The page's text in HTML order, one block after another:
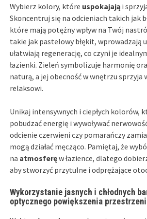
Wybierz kolory, które uspokajają i
Skoncentruj się na odcieniach takich jak
które mają potężny wpływ na Twój
takie jak pastelowy błękit, wprowadzają
ułatwiają regenerację, co czyni je
łazienki. Zieleń symbolizuje harmonię
naturą, a jej obecność w wnętrzu sprzyja
relaksowi.
Unikaj intensywnych i ciepłych kolorów,
pobudzać energię i wywoływać
odcienie czerwieni czy pomarańczy
mogą działać męcząco. Pamiętaj, że
na atmosferęw łazience, dlatego
aby stworzyć przytulne i odprężające
Wykorzystanie jasnych i chłodnych
optycznego powiększenia przestrzeni